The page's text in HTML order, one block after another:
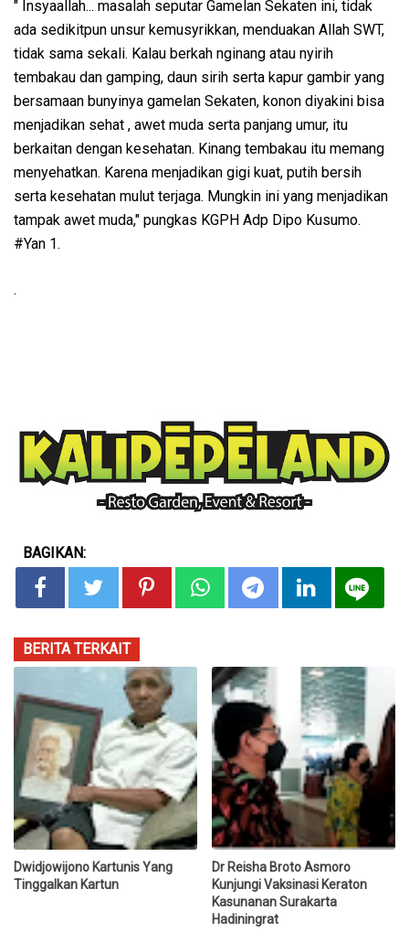
" Insyaallah... masalah seputar Gamelan Sekaten ini, tidak
ada sedikitpun unsur kemusyrikkan, menduakan Allah SWT,
tidak sama sekali. Kalau berkah nginang atau nyirih
tembakau dan gamping, daun sirih serta kapur gambir yang
bersamaan bunyinya gamelan Sekaten, konon diyakini bisa
menjadikan sehat , awet muda serta panjang umur, itu
berkaitan dengan kesehatan. Kinang tembakau itu memang
menyehatkan. Karena menjadikan gigi kuat, putih bersih
serta kesehatan mulut terjaga. Mungkin ini yang menjadikan
tampak awet muda," pungkas KGPH Adp Dipo Kusumo.
#Yan 1.
.
BAGIKAN:
BERITA TERKAIT
Dwidjowijono Kartunis Yang
Tinggalkan Kartun
Dr Reisha Broto Asmoro
Kunjungi Vaksinasi Keraton
Kasunanan Surakarta
Hadiningrat